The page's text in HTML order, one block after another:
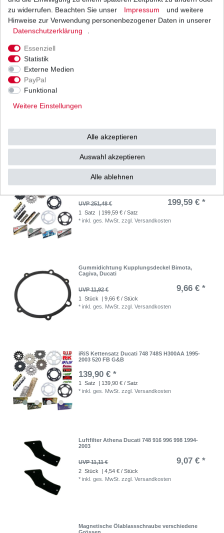
Bremsbeläge EBC FA 322/4 HH FA322/4HH
Sinter Bremsklötze vorne
UVP 64,63 €
inkl. ges. MwSt.zzgl.
DID Kettensatz Ducati 748 748S H300 1995-2003
UVP 251,48 € 199,59 € *
1 Satz
| 199,59 € / Satz
*inkl. ges. MwSt. zzgl.Versandkosten
Gummidichtung Kupplungsdeckel Bimota,
Cagiva, Ducati
UVP 11,92 € 9,66 € *
1 Stück
| 9,66 € / Stück
*inkl. ges. MwSt. zzgl.Versandkosten
iRiS Kettensatz Ducati 748 748S H300AA 1995-
2003 520 FB G&B
139,90 € *
1 Satz
| 139,90 € / Satz
*inkl. ges. MwSt. zzgl.Versandkosten
Luftfilter Athena Ducati 748 916 996 998 1994-
2003
UVP 11,11 € 9,07 € *
2 Stück
| 4,54 € / Stück
*inkl. ges. MwSt. zzgl.Versandkosten
Magnetische Ölablassschraube verschiedene
zu widerrufen. Beachten Sie unser
Impressum
und weitere
Hinweise zur Verwendung personenbezogener Daten in unserer
Daten­schutz­erklärung
Essenziell
Statistik
Externe Medien
PayPal
Funktional
Weitere Einstellungen
Alle akzeptieren
Auswahl akzeptieren
Alle ablehnen